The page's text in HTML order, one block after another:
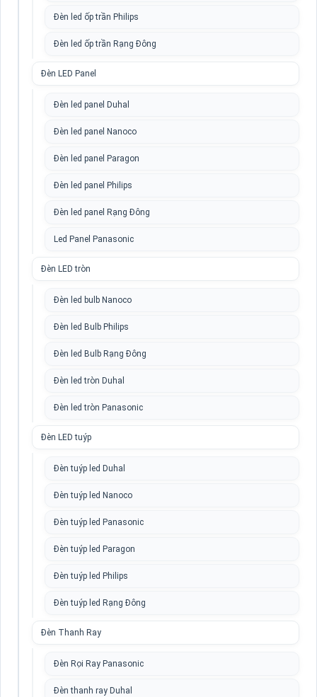
Đèn led ốp trần Philips
Đèn led ốp trần Rạng Đông
Đèn LED Panel
Đèn led panel Duhal
Đèn led panel Nanoco
Đèn led panel Paragon
Đèn led panel Philips
Đèn led panel Rạng Đông
Led Panel Panasonic
Đèn LED tròn
Đèn led bulb Nanoco
Đèn led Bulb Philips
Đèn led Bulb Rạng Đông
Đèn led tròn Duhal
Đèn led tròn Panasonic
Đèn LED tuýp
Đèn tuýp led Duhal
Đèn tuýp led Nanoco
Đèn tuýp led Panasonic
Đèn tuýp led Paragon
Đèn tuýp led Philips
Đèn tuýp led Rạng Đông
Đèn Thanh Ray
Đèn Rọi Ray Panasonic
Đèn thanh ray Duhal